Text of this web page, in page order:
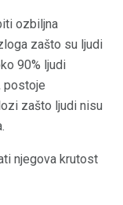
ozbiljna
zašto su ljudi
90% ljudi
postoje
zašto ljudi nisu
njegova krutost